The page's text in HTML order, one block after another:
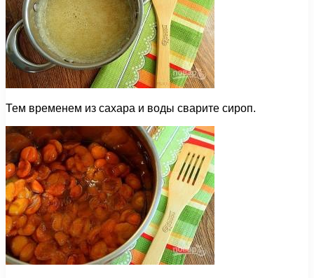
Тем временем из сахара и воды сварите сироп.